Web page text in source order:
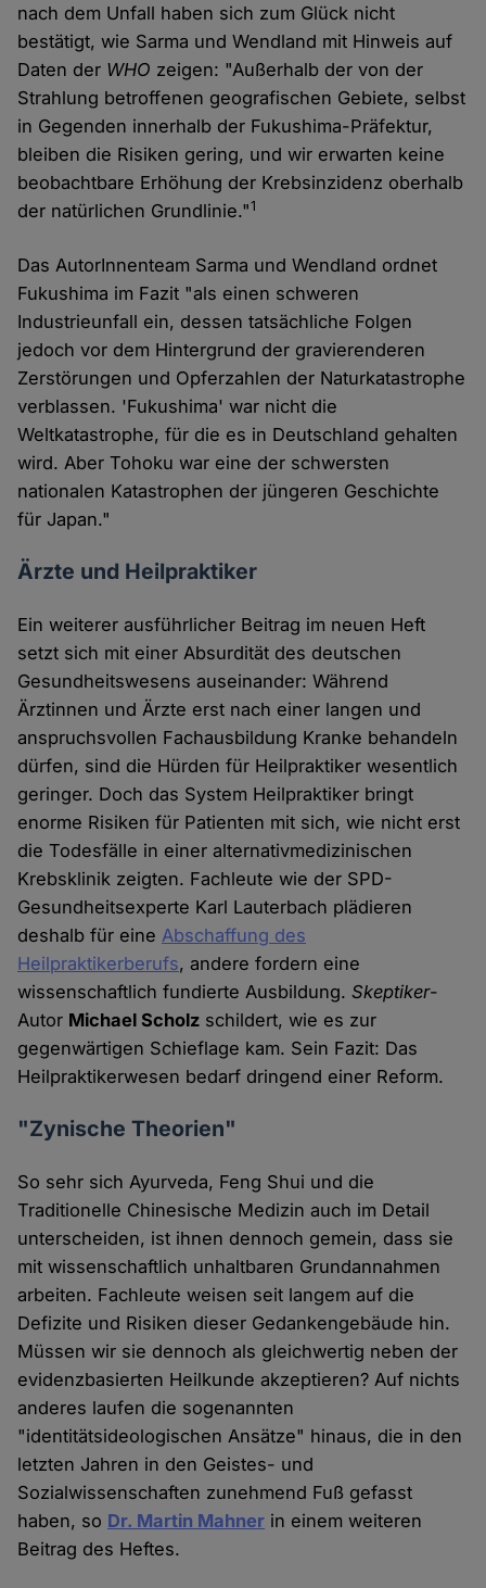
nach dem Unfall haben sich zum Glück nicht
bestätigt, wie Sarma und Wendland mit Hinweis auf
Daten der WHO zeigen: "Außerhalb der von der
Strahlung betroffenen geografischen Gebiete, selbst
in Gegenden innerhalb der Fukushima-Präfektur,
bleiben die Risiken gering, und wir erwarten keine
beobachtbare Erhöhung der Krebsinzidenz oberhalb
der natürlichen Grundlinie."1
Das AutorInnenteam Sarma und Wendland ordnet
Fukushima im Fazit "als einen schweren
Industrieunfall ein, dessen tatsächliche Folgen
jedoch vor dem Hintergrund der gravierenderen
Zerstörungen und Opferzahlen der Naturkatastrophe
verblassen. 'Fukushima' war nicht die
Weltkatastrophe, für die es in Deutschland gehalten
wird. Aber Tohoku war eine der schwersten
nationalen Katastrophen der jüngeren Geschichte
für Japan."
Ärzte und Heilpraktiker
Ein weiterer ausführlicher Beitrag im neuen Heft
setzt sich mit einer Absurdität des deutschen
Gesundheitswesens auseinander: Während
Ärztinnen und Ärzte erst nach einer langen und
anspruchsvollen Fachausbildung Kranke behandeln
dürfen, sind die Hürden für Heilpraktiker wesentlich
geringer. Doch das System Heilpraktiker bringt
enorme Risiken für Patienten mit sich, wie nicht erst
die Todesfälle in einer alternativmedizinischen
Krebsklinik zeigten. Fachleute wie der SPD-
Gesundheitsexperte Karl Lauterbach plädieren
deshalb für eineAbschaffung des
Heilpraktikerberufs, andere fordern eine
wissenschaftlich fundierte Ausbildung.Skeptiker-
Autor Michael Scholz schildert, wie es zur
gegenwärtigen Schieflage kam. Sein Fazit: Das
Heilpraktikerwesen bedarf dringend einer Reform.
"Zynische Theorien"
So sehr sich Ayurveda, Feng Shui und die
Traditionelle Chinesische Medizin auch im Detail
unterscheiden, ist ihnen dennoch gemein, dass sie
mit wissenschaftlich unhaltbaren Grundannahmen
arbeiten. Fachleute weisen seit langem auf die
Defizite und Risiken dieser Gedankengebäude hin.
Müssen wir sie dennoch als gleichwertig neben der
evidenzbasierten Heilkunde akzeptieren? Auf nichts
anderes laufen die sogenannten
"identitätsideologischen Ansätze" hinaus, die in den
letzten Jahren in den Geistes- und
Sozialwissenschaften zunehmend Fuß gefasst
haben, so Dr. Martin Mahner in einem weiteren
Beitrag des Heftes.